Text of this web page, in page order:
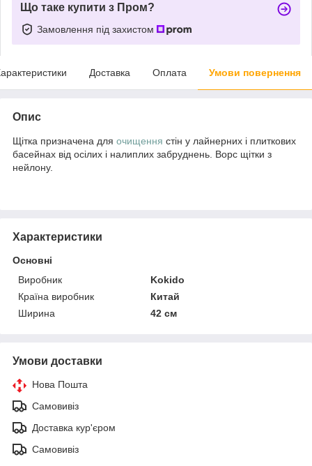
Що таке купити з Пром?
Замовлення під захистом
Доставка Оплата Умови повернення
Опис
Щітка призначена для очищення стін у лайнерних і плиткових
басейнах від осілих і налиплих забруднень. Ворс щітки з
нейлону.
Характеристики
Основні
Виробник
Kokido
Країна виробник
Китай
Ширина
42 см
Умови доставки
Нова Пошта
Самовивіз
Доставка кур'єром
Самовивіз